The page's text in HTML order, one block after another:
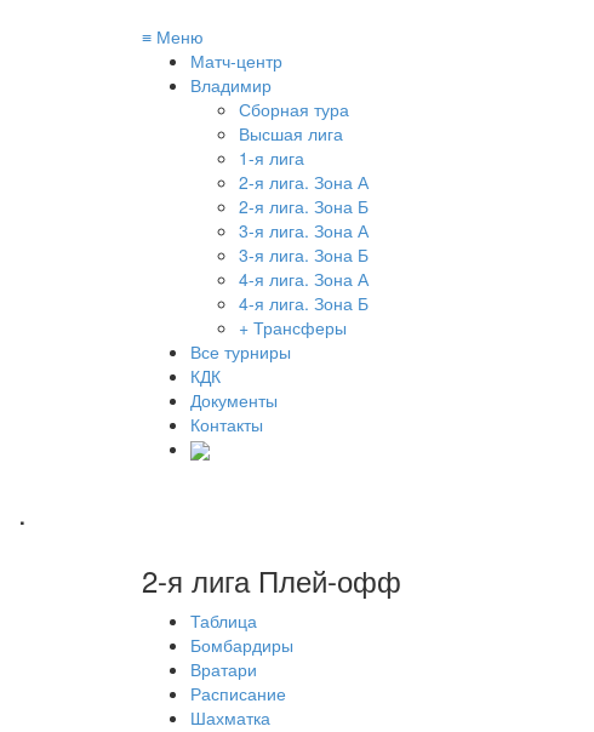
≡ Меню
Матч-центр
Владимир
Сборная тура
Высшая лига
1-я лига
2-я лига. Зона А
2-я лига. Зона Б
3-я лига. Зона А
3-я лига. Зона Б
4-я лига. Зона А
4-я лига. Зона Б
+ Трансферы
Все турниры
КДК
Документы
Контакты
.
2-я лига Плей-офф
Таблица
Бомбардиры
Вратари
Расписание
Шахматка